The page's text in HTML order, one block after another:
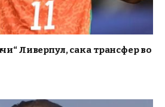
Ливерпул, сака трансфер во